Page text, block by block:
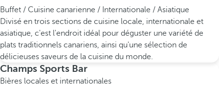
Buffet / Cuisine canarienne / Internationale / Asiatique
Divisé en trois sections de cuisine locale, internationale et
asiatique, c'est l'endroit idéal pour déguster une variété de
plats traditionnels canariens, ainsi qu'une sélection de
délicieuses saveurs de la cuisine du monde.
Champs Sports Bar
Bières locales et internationales